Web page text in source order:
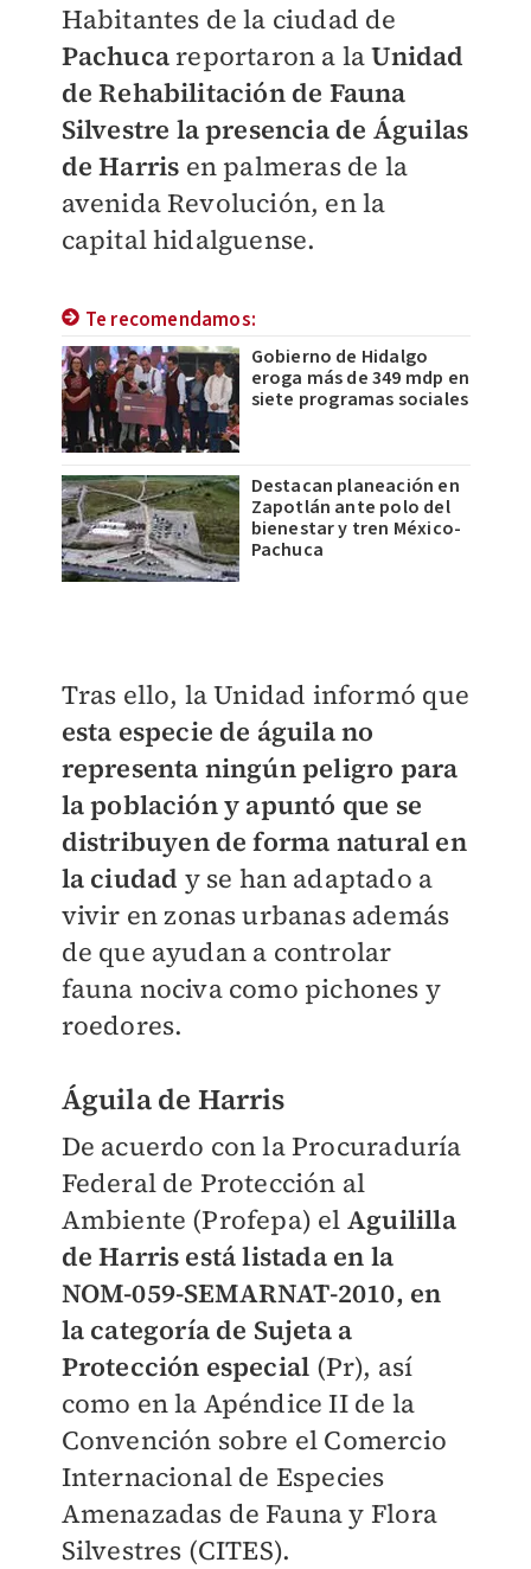
Habitantes de la ciudad de
Pachucareportaron a laUnidad
de Rehabilitación de Fauna
Silvestre la presencia de Águilas
de Harris en palmeras de la
avenida Revolución, en la
capital hidalguense.
Te recomendamos:
Gobierno de Hidalgo
eroga más de 349 mdp en
siete programas sociales
Destacan planeación en
Zapotlán ante polo del
bienestar y tren México-
Pachuca
Tras ello, la Unidad informó que
esta especie de águila no
representa ningún peligro para
la población y apuntó que se
distribuyen de forma natural en
la ciudad y se han adaptado a
vivir en zonas urbanas además
de que ayudan a controlar
fauna nociva como pichones y
roedores.
Águila de Harris
De acuerdo con la Procuraduría
Federal de Protección al
Ambiente (Profepa) el Aguililla
de Harris está listada en la
NOM-059-SEMARNAT-2010, en
la categoría de Sujeta a
Protección especial (Pr), así
como en la Apéndice II de la
Convención sobre el Comercio
Internacional de Especies
Amenazadas de Fauna y Flora
Silvestres (CITES).